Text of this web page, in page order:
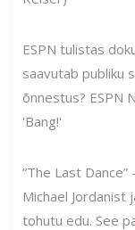
ESPN tulistas
saavutab publiku
õnnestus? ESPN
'Bang!'
“The Last
Michael Jordanist
tohutu edu. See